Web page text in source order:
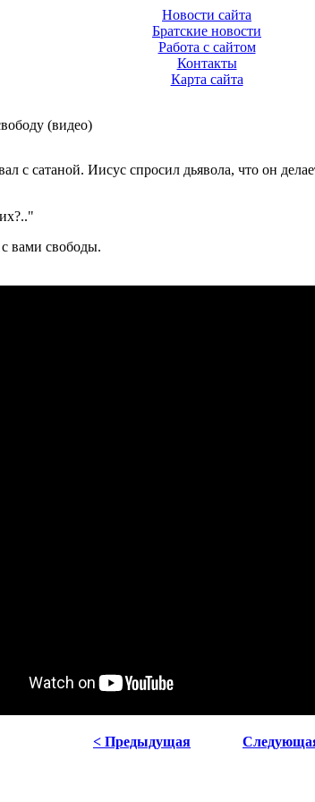
Новости сайта
Братские новости
Работа с сайтом
Контакты
Карта сайта
(видео)
с сатаной. Иисус спросил дьявола, что он
вами свободы.
< Предыдущая